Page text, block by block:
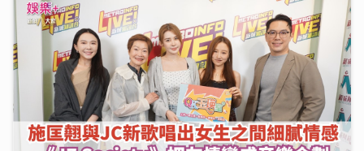
《JZ Society》把友情變成音樂企劃
07/08/2026